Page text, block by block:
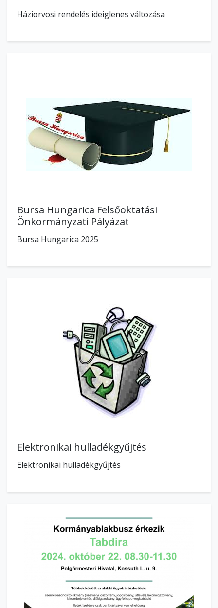
Háziorvosi rendelés ideiglenes változása
Bursa Hungarica Felsőoktatási
Önkormányzati Pályázat
Bursa Hungarica 2025
Elektronikai hulladékgyűjtés
Elektronikai hulladékgyűjtés